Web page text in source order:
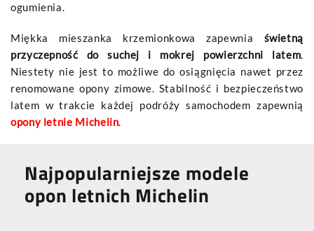
ogumienia.
Miękka mieszanka krzemionkowa zapewnia świetną
przyczepność do suchej i mokrej powierzchni latem.
Niestety nie jest to możliwe do osiągnięcia nawet przez
renomowane opony zimowe. Stabilność i bezpieczeństwo
latem w trakcie każdej podróży samochodem zapewnią
opony letnie Michelin.
Najpopularniejsze modele
opon letnich Michelin